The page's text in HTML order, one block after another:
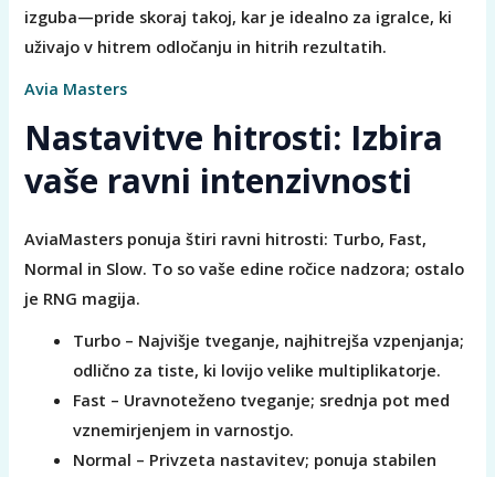
izguba—pride skoraj takoj, kar je idealno za igralce, ki
uživajo v hitrem odločanju in hitrih rezultatih.
Avia Masters
Nastavitve hitrosti: Izbira
vaše ravni intenzivnosti
AviaMasters ponuja štiri ravni hitrosti: Turbo, Fast,
Normal in Slow. To so vaše edine ročice nadzora; ostalo
je RNG magija.
Turbo – Najvišje tveganje, najhitrejša vzpenjanja;
odlično za tiste, ki lovijo velike multiplikatorje.
Fast – Uravnoteženo tveganje; srednja pot med
vznemirjenjem in varnostjo.
Normal – Privzeta nastavitev; ponuja stabilen